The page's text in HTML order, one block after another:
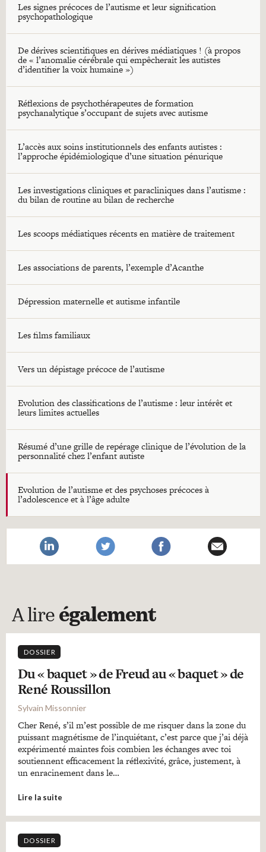
Les signes précoces de l’autisme et leur signification
psychopathologique
De dérives scientifiques en dérives médiatiques ! (à propos
de « l’anomalie cérébrale qui empêcherait les autistes
d’identifier la voix humaine »)
Réflexions de psychothérapeutes de formation
psychanalytique s’occupant de sujets avec autisme
L’accès aux soins institutionnels des enfants autistes :
l’approche épidémiologique d’une situation pénurique
Les investigations cliniques et paracliniques dans l’autisme :
du bilan de routine au bilan de recherche
Les scoops médiatiques récents en matière de traitement
Les associations de parents, l’exemple d’Acanthe
Dépression maternelle et autisme infantile
Les films familiaux
Vers un dépistage précoce de l’autisme
Evolution des classifications de l’autisme : leur intérêt et
leurs limites actuelles
Résumé d’une grille de repérage clinique de l’évolution de la
personnalité chez l’enfant autiste
Evolution de l’autisme et des psychoses précoces à
l’adolescence et à l’âge adulte
A lire également
DOSSIER
Du « baquet » de Freud au « baquet » de
René Roussillon
Sylvain Missonnier
Cher René, s’il m’est possible de me risquer dans la zone du
puissant magnétisme de l’inquiétant, c’est parce que j’ai déjà
expérimenté maintes fois combien les échanges avec toi
soutiennent efficacement la réflexivité, grâce, justement, à
un enracinement dans le…
Lire la suite
DOSSIER